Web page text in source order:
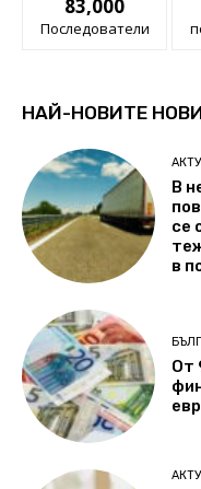
83,000
Последователи
НАЙ-НОВИТЕ
В
се
в
От